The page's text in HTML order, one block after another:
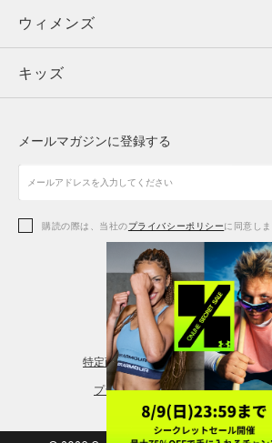
ウィメンズ
キッズ
アクセサリー
トップス
ボトムス
アクセサリー
ウィメンズ
トップス
シューズ
アクセサリー
レギンス＆タイツ
キッズ
シューズ
メールマガジンに登録する
購読の際は、当社のプライバシーポリシーに同意しま
特定商取引法に基づく通販の表記
プライバシーポリシー